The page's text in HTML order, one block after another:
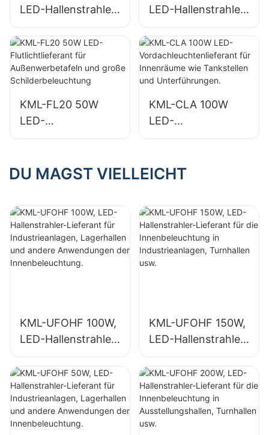
LED-Hallenstrahler-
Lieferant für
Innenräume wie
Industriehallen und
Lagerhallen.
LED-Hallenstrahler-
Lieferant für
Innenräume wie
Industriehallen und
Lagerhallen.
KML-FL20 50W
LED-
Flutlichtlieferant für
und große
g
KML-CLA 100W
LED-
Vordachleuchtenlie
Innenräume wie
Unterführungen.
DU MAGST VIELLEICHT
KML-UFOHF 100W,
LED-Hallenstrahler-
Lieferant für
Industrieanlagen,
Lagerhallen und
andere
Anwendungen der
KML-UFOHF 150W,
LED-Hallenstrahler-
Lieferant für die
Innenbeleuchtung
in Industrieanlagen,
Turnhallen usw.